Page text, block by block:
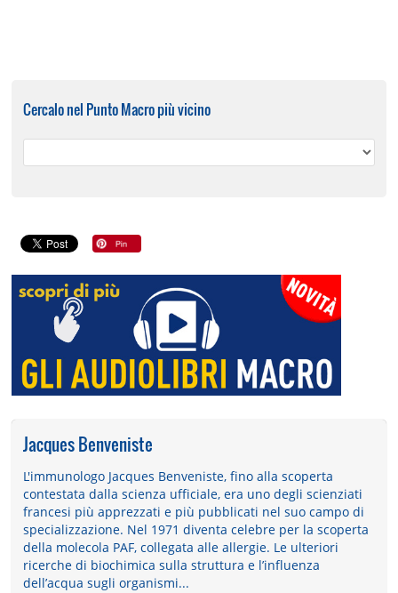
Cercalo nel Punto Macro più vicino
Jacques Benveniste
L'immunologo Jacques Benveniste, fino alla scoperta
contestata dalla scienza ufficiale, era uno degli scienziati
francesi più apprezzati e più pubblicati nel suo campo di
specializzazione. Nel 1971 diventa celebre per la scoperta
della molecola PAF, collegata alle allergie. Le ulteriori
ricerche di biochimica sulla struttura e l’influenza
dell’acqua sugli organismi...